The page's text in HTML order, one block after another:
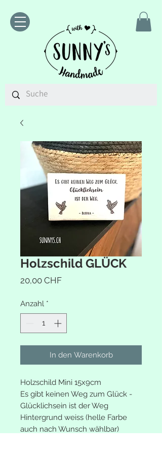
Holzschild GLÜCK
20,00 CHFPreis
Anzahl *
In den Warenkorb
Holzschild Mini 15x9cm
Es gibt keinen Weg zum Glück -
Glücklichsein ist der Weg
Hintergrund weiss (helle Farbe
auch nach Wunsch wählbar)